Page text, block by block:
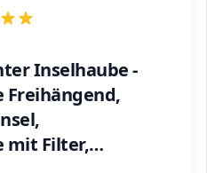
Inselhaube -
Freihängend,
mit Filter,